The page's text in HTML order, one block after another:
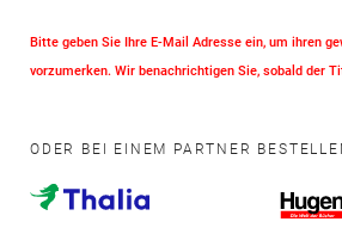
Bitte geben Sie Ihre E-Mail Adresse ein, um ihren
vorzumerken. Wir benachrichtigen Sie, sobald der
ODER BEI EINEM PARTNER